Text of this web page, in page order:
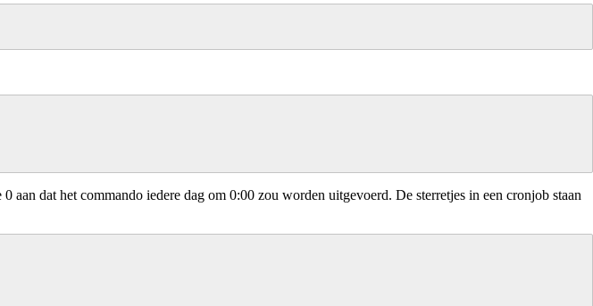
dat het commando iedere dag om 0:00 zou worden uitgevoerd. De sterretjes in een cronjob staan